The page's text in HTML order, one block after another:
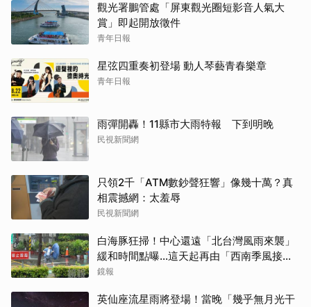
觀光署鵬管處「屏東觀光圈短影音人氣大
賞」即起開放徵件
青年日報
星弦四重奏初登場 動人琴藝青春樂章
青年日報
雨彈開轟！11縣市大雨特報 下到明晚
民視新聞網
只領2千「ATM數鈔聲狂響」像幾十萬？真
相震撼網：太羞辱
民視新聞網
白海豚狂掃！中心還遠「北台灣風雨來襲」
緩和時間點曝…這天起再由「西南季風接
管」
鏡報
英仙座流星雨將登場！當晚「幾乎無月光干